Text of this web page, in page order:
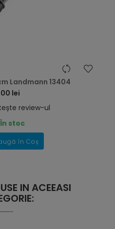
Landmann 13404
lei
review-ul
În stoc
în Coș
IN ACEEASI